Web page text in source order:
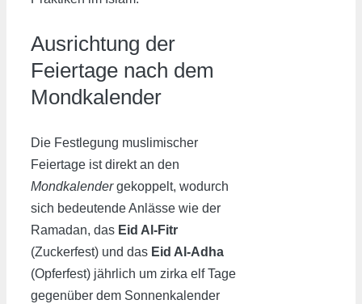
Ausrichtung der
Feiertage nach dem
Mondkalender
Die Festlegung muslimischer
Feiertage ist direkt an den
Mondkalendergekoppelt, wodurch
sich bedeutende Anlässe wie der
Ramadan, das Eid Al-Fitr
(Zuckerfest) und das Eid Al-Adha
(Opferfest) jährlich um zirka elf Tage
gegenüber dem Sonnenkalender